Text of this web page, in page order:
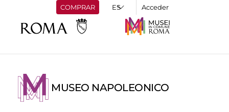
COMPRAR Acceder
MUSEO NAPOLEONICO